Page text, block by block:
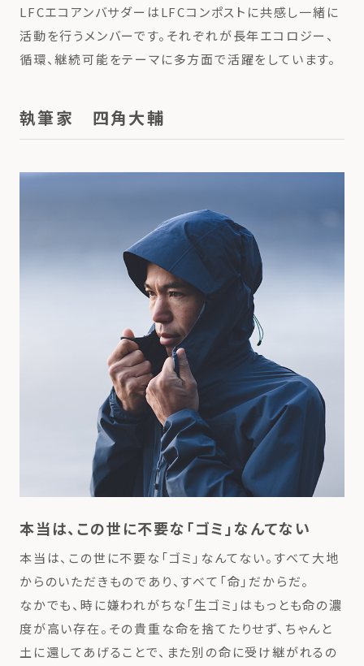
LFCエコアンバサダーはLFCコンポストに共感し一緒に
活動を行うメンバーです。それぞれが長年エコロジー、
循環、継続可能をテーマに多方面で活躍をしています。
執筆家 四角大輔
本当は、この世に不要な「ゴミ」なんてない
本当は、この世に不要な「ゴミ」なんてない。すべて大地
からのいただきものであり、すべて「命」だからだ。
なかでも、時に嫌われがちな「生ゴミ」はもっとも命の濃
度が高い存在。その貴重な命を捨てたりせず、ちゃんと
土に還してあげることで、また別の命に受け継がれるの